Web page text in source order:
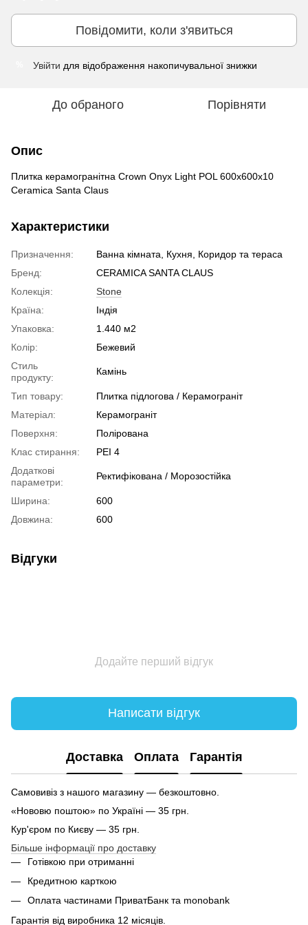
Повідомити, коли з'явиться
Увійти для відображення накопичувальної знижки
До обраного Порівняти
Опис
Плитка керамогранітна Crown Onyx Light POL 600x600x10
Ceramiсa Santa Claus
Характеристики
Призначення:
Ванна кімната, Кухня, Коридор та тераса
Бренд:
CERAMICA SANTA CLAUS
Колекція:
Stone
Країна:
Індія
Упаковка:
1.440 м2
Колір:
Бежевий
Стиль
продукту:
Камінь
Тип товару:
Плитка підлогова / Керамограніт
Матеріал:
Керамограніт
Поверхня:
Полірована
Клас стирання:
PEI 4
Додаткові
параметри:
Ректифікована / Морозостійка
Ширина:
600
Довжина:
600
Відгуки
Додайте перший відгук
Написати відгук
Доставка Оплата Гарантія
Самовивіз з нашого магазину — безкоштовно.
«Нововю поштою» по Україні — 35 грн.
Кур'єром по Києву — 35 грн.
Більше інформації про доставку
Готівкою при отриманні
Кредитною карткою
Оплата частинами ПриватБанк та monobank
Гарантія від виробника 12 місяців.